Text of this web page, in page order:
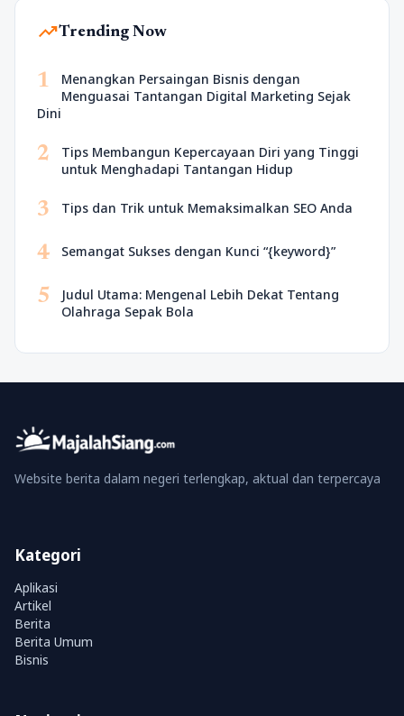
trending_upTrending Now
1
Menangkan Persaingan Bisnis dengan
Menguasai Tantangan Digital Marketing Sejak
Dini
2
Tips Membangun Kepercayaan Diri yang Tinggi
untuk Menghadapi Tantangan Hidup
3 Tips dan Trik untuk Memaksimalkan SEO Anda
4 Semangat Sukses dengan Kunci “{keyword}”
5
Judul Utama: Mengenal Lebih Dekat Tentang
Olahraga Sepak Bola
Website berita dalam negeri terlengkap, aktual dan terpercaya
Kategori
Aplikasi
Artikel
Berita
Berita Umum
Bisnis